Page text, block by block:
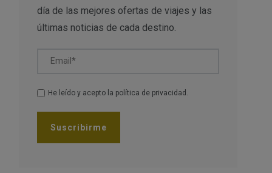
día de las mejores ofertas de viajes y las
últimas noticias de cada destino.
Email*
He leído y acepto la política de privacidad .